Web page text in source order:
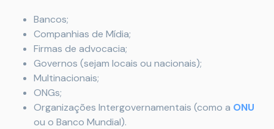
Bancos;
Companhias de Mídia;
Firmas de advocacia;
Governos (sejam locais ou nacionais);
Multinacionais;
ONGs;
Organizações Intergovernamentais (como a ONU
ou o Banco Mundial).